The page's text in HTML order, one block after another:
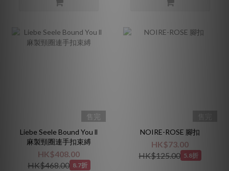
售完
Liebe Seele Bound You ll
麻製頸圈連手扣束縛
HK$408.00
HK$468.00 8.7折
NOIRE-ROSE 腳扣
HK$73.00
HK$125.00 5.8折